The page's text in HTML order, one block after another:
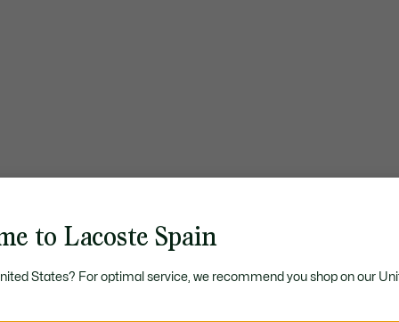
to Lacoste Spain
States? For optimal service, we recommend you shop on our